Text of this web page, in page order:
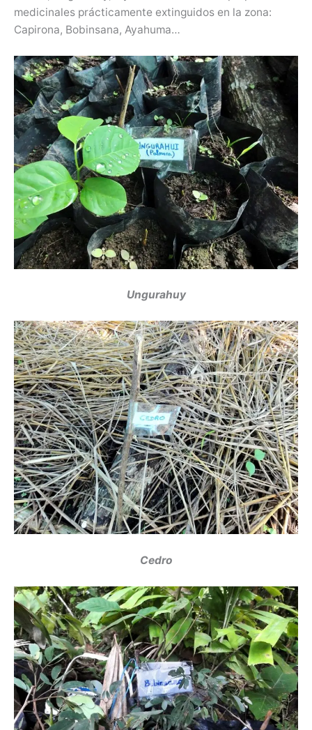
medicinales prácticamente extinguidos en la zona:
Capirona, Bobinsana, Ayahuma…
Ungurahuy
Cedro